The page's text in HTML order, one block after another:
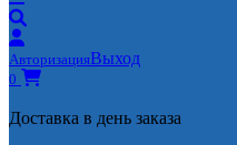
АвторизацияВыход
0
Доставка в день заказа